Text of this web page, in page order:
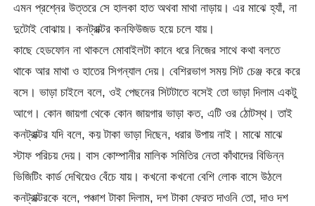
এমন প্রশ্নের উত্তরে সে হালকা হাত অথবা মাথা নাড়ায়। এর মাঝে হ্যাঁ, না
দুটোই বোঝায়। কনট্রাক্টর কনফিউজড হয়ে চলে যায়।
কাছে হেডফোন না থাকলে মোবাইলটা কানে ধরে নিজের সাথে কথা বলতে
থাকে আর মাথা ও হাতের সিগন্যাল দেয়। বেশিরভাগ সময় সিট চেঞ্জ করে করে
বসে। ভাড়া চাইলে বলে, ওই পেছনের সিটটাতে বসেই তো ভাড়া দিলাম একটু
আগে। কোন জায়গা থেকে কোন জায়গার ভাড়া কত, এটি ওর ঠোটস্থ। তাই
কনট্রাক্টর যদি বলে, কয় টাকা ভাড়া দিছেন, ধরার উপায় নাই। মাঝে মাঝে
স্টাফ পরিচয় দেয়। বাস কোম্পানীর মালিক সমিতির নেতা কাঁথাদের বিভিন্ন
ভিজিটিং কার্ড দেখিয়েও বেঁচে যায়। কখনো কখনো বেশি লোক বাসে উঠলে
কনট্রাক্টরকে বলে, পঞ্চাশ টাকা দিলাম, দশ টাকা ফেরত দাওনি তো, দাও দশ